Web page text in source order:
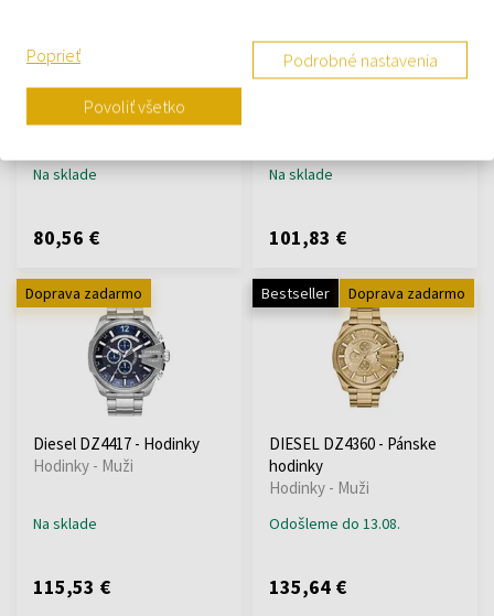
DIESEL DZ4343 - Pánske
hodinky
Na sklade
80,56 €
Na sklade
101,83 €
Doprava zadarmo
Diesel DZ4417 - Hodinky
Hodinky - Muži
Na sklade
115,53 €
Bestseller Doprava zadarmo
DIESEL DZ4360 - Pánske
hodinky
Hodinky - Muži
Odošleme do 13.08.
135,64 €
Poprieť Podrobné nastavenia
Povoliť všetko